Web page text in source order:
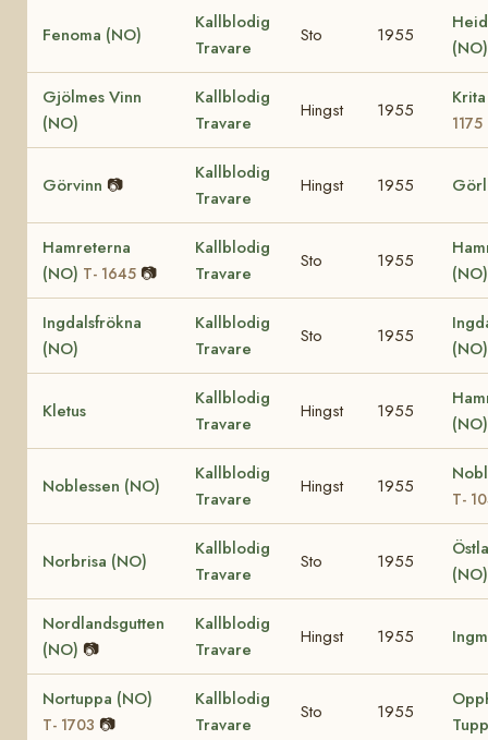
Fenoma (NO)
Kallblodig
Travare
Sto 1955
Gjölmes Vinn
(NO)
Kallblodig
Travare
Hingst 1955
1175
Görvinn 📷
Kallblodig
Travare
Hingst 1955
Hamreterna
(NO) T- 1645 📷
Kallblodig
Travare
Sto 1955
Ingdalsfrökna
(NO)
Kallblodig
Travare
Sto 1955
(NO)
Kletus
Kallblodig
Travare
Hingst 1955
Noblessen (NO)
Kallblodig
Travare
Hingst 1955
T-
Norbrisa (NO)
Kallblodig
Travare
Sto 1955
(NO)
Nordlandsgutten
(NO) 📷
Kallblodig
Travare
Hingst 1955
Nortuppa (NO)
T- 1703 📷
Kallblodig
Travare
Sto 1955